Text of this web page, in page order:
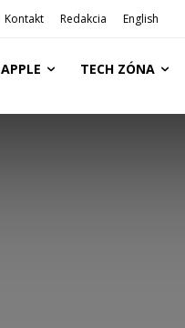
Kontakt Redakcia English
APPLE TECH ZÓNA